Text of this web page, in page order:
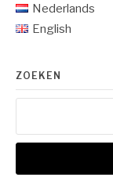
Nederlands
English
ZOEKEN